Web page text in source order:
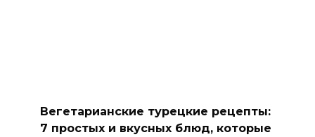
Вегетарианские турецкие рецепты:
7 простых и вкусных блюд, которые